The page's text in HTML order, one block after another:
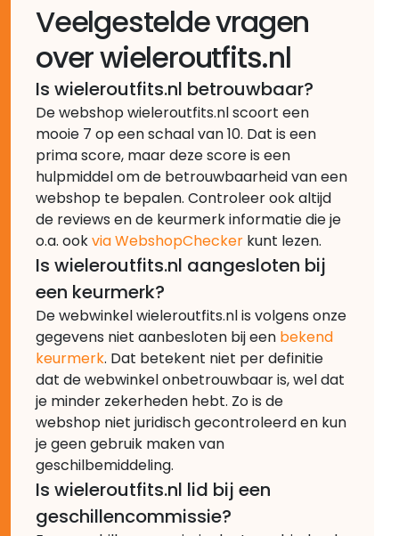
Veelgestelde vragen
over wieleroutfits.nl
Is wieleroutfits.nl betrouwbaar?
De webshop wieleroutfits.nl scoort een
mooie 7 op een schaal van 10. Dat is een
prima score, maar deze score is een
hulpmiddel om de betrouwbaarheid van een
webshop te bepalen. Controleer ook altijd
de reviews en de keurmerk informatie die je
o.a. ookvia WebshopChecker kunt lezen.
Is wieleroutfits.nl aangesloten bij
een keurmerk?
De webwinkel wieleroutfits.nl is volgens onze
gegevens niet aanbesloten bij een bekend
keurmerk. Dat betekent niet per definitie
dat de webwinkel onbetrouwbaar is, wel dat
je minder zekerheden hebt. Zo is de
webshop niet juridisch gecontroleerd en kun
je geen gebruik maken van
geschilbemiddeling.
Is wieleroutfits.nl lid bij een
geschillencommissie?